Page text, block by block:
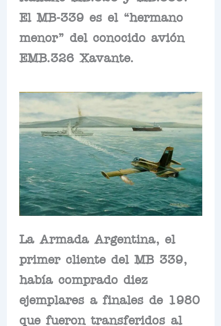
El MB-339 es el “hermano
menor” del conocido avión
EMB.326 Xavante.
La Armada Argentina, el
primer cliente del MB 339,
había comprado diez
ejemplares a finales de 1980
que fueron transferidos al